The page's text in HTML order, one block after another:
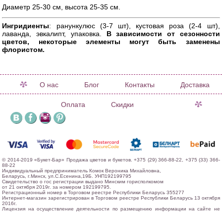
Диаметр 25-30 см, высота 25-35 см.
Ингридиенты: ранункулюс (3-7 шт), кустовая роза (2-4 шт),
лаванда, эвкалипт, упаковка. В зависимости от сезонности
цветов, некоторые элементы могут быть заменены
флористом.
О нас Блог Контакты Доставка
Оплата Скидки
© 2014-2019 «Букет-Бар» Продажа цветов и букетов. +375 (29) 366-88-22, +375 (33) 366-
88-22
Индивидуальный предприниматель Комок Вероника Михайловна,
Беларусь, г.Минск, ул.С.Есенина,19Б. УНП192199795
Свидетельство о гос регистрации выдано Минским горисполкомом
от 21 октября 2019г. за номером 192199795.
Регистрационный номер в Торговом реестре Республики Беларусь 355277
Интернет-магазин зарегистрирован в Торговом реестре Республики Беларусь 13 октября
2016г.
Лицензия на осуществление деятельности по размещению информации на сайте не